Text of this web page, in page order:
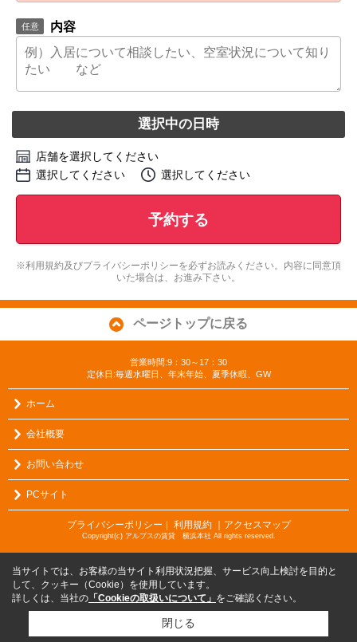
任意 内容
選択中の日時
店舗を選択してください
選択してください
選択してください
予約する
※利用規約及びプライバシーポリシーを必ずお読みください。内容に同意頂
いた場合は、お進み下さい。
ページトップに戻る
営業時間:9：30～17：30
定休日:毎週水曜日、年末年始、夏季休暇、GW
ホーム
会社概要
お問い合わせ
PCサイト
プライバシーポリシー ｜ 利用規約 ｜アクセスマップ
Copyright(c) アルプスの賃貸 横浜本社 All rights reserved.
当サイトでは、お客様の当サイト利用状況把握、サービス向上検討を目的と
して、クッキー（Cookie）を使用しています。
詳しくは、当社の 「Cookieの取扱いについて」 をご確認ください。
閉じる